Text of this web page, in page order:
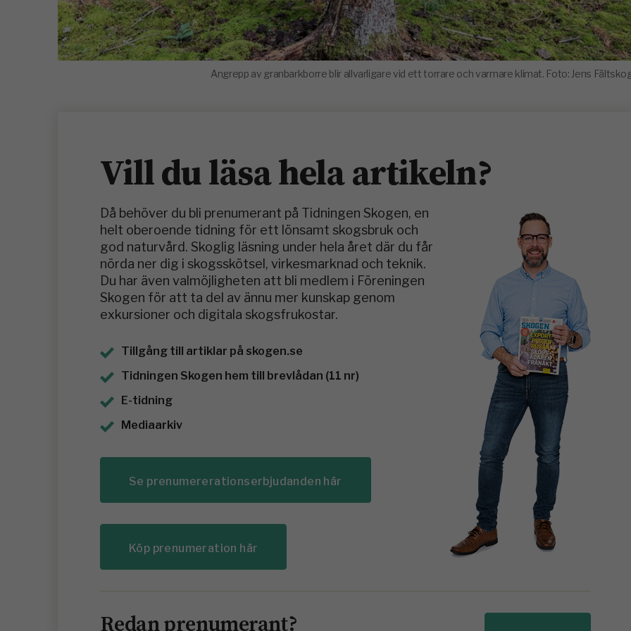
Angrepp av granbarkborre blir allvarligare vid ett torrare och varmare klimat. Foto: Jens
Vill du läsa hela artikeln?
Då behöver du bli prenumerant på Tidningen Skogen, en
helt oberoende tidning för ett lönsamt skogsbruk och
god naturvård. Skoglig läsning under hela året där du får
nörda ner dig i skogsskötsel, virkesmarknad och teknik.
Du har även valmöjligheten att bli medlem i Föreningen
Skogen för att ta del av ännu mer kunskap genom
exkursioner och digitala skogsfrukostar.
Tillgång till artiklar på skogen.se
Tidningen Skogen hem till brevlådan (11 nr)
E-tidning
Mediaarkiv
Se prenumererationserbjudanden här
Köp prenumeration här
Redan prenumerant?